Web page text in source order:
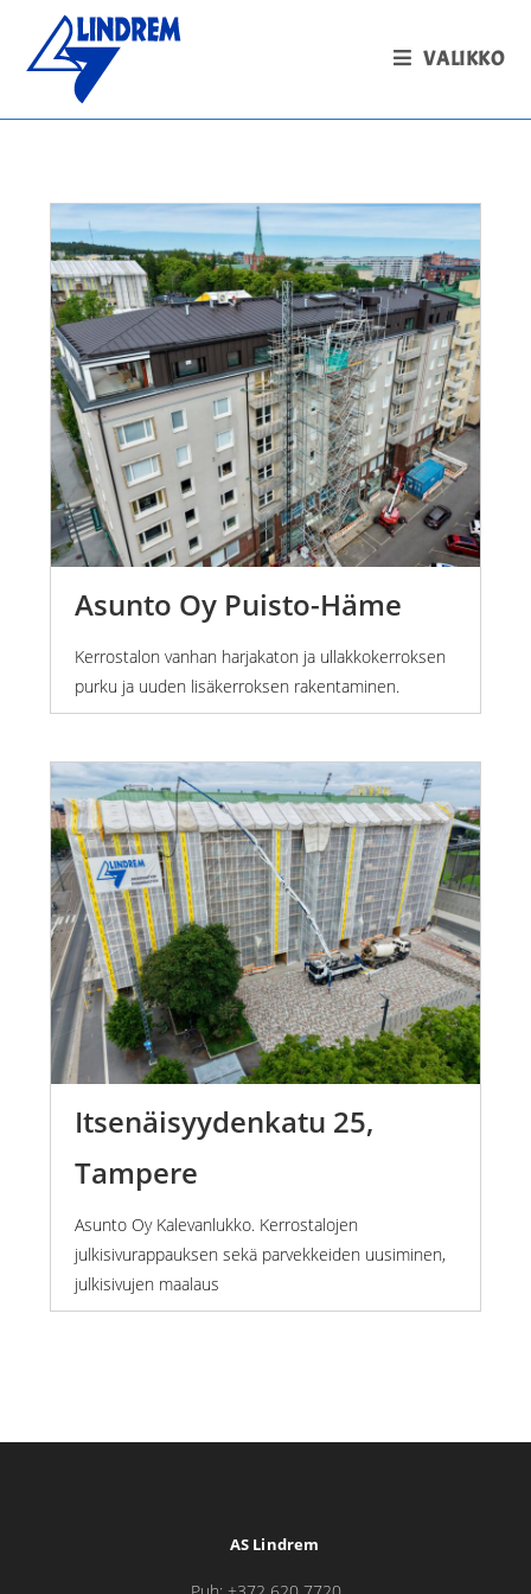
VALIKKO
Asunto Oy Puisto-Häme
Kerrostalon vanhan harjakaton ja ullakkokerroksen
purku ja uuden lisäkerroksen rakentaminen.
Itsenäisyydenkatu 25,
Tampere
Asunto Oy Kalevanlukko. Kerrostalojen
julkisivurappauksen sekä parvekkeiden uusiminen,
julkisivujen maalaus
AS Lindrem